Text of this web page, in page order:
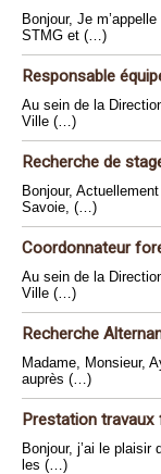
Bonjour, Je
STMG et (…)
Responsable
Au sein de la
Ville (…)
Recherche de
Bonjour,
Savoie, (…)
Coordonnateur
Au sein de la
Ville (…)
Recherche
Madame, Monsieur,
auprès (…)
Prestation
Bonjour, j’ai le
les (…)